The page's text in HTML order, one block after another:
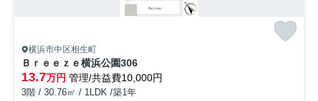
横浜市中区相生町
Ｂｒｅｅｚｅ横浜公園306
13.7万円 管理/共益費10,000円
3階 / 30.76㎡ / 1LDK /築1年